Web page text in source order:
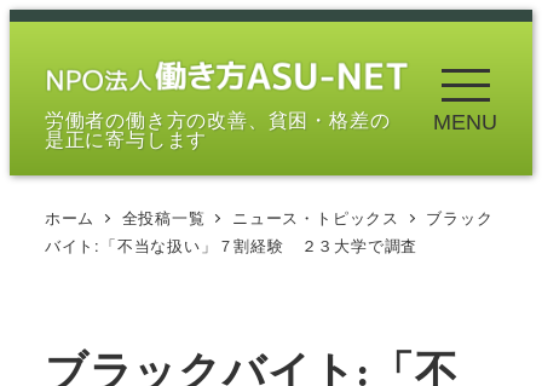
メ
労働者の働き方の改善、貧困・格差の
是正に寄与します
MENU
ホーム 全投稿一覧 ニュース・トピックス
ブラック
バイト:「不当な扱い」７割経験 ２３大学で調査
ブラックバイト:「不